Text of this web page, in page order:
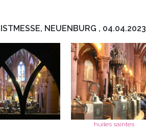
NEUENBURG , 04.04.2023
huiles saintes